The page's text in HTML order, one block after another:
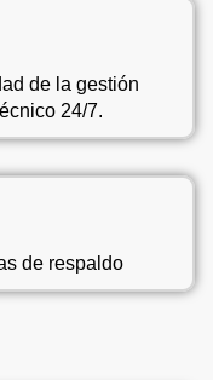
de la gestión
24/7.
de respaldo